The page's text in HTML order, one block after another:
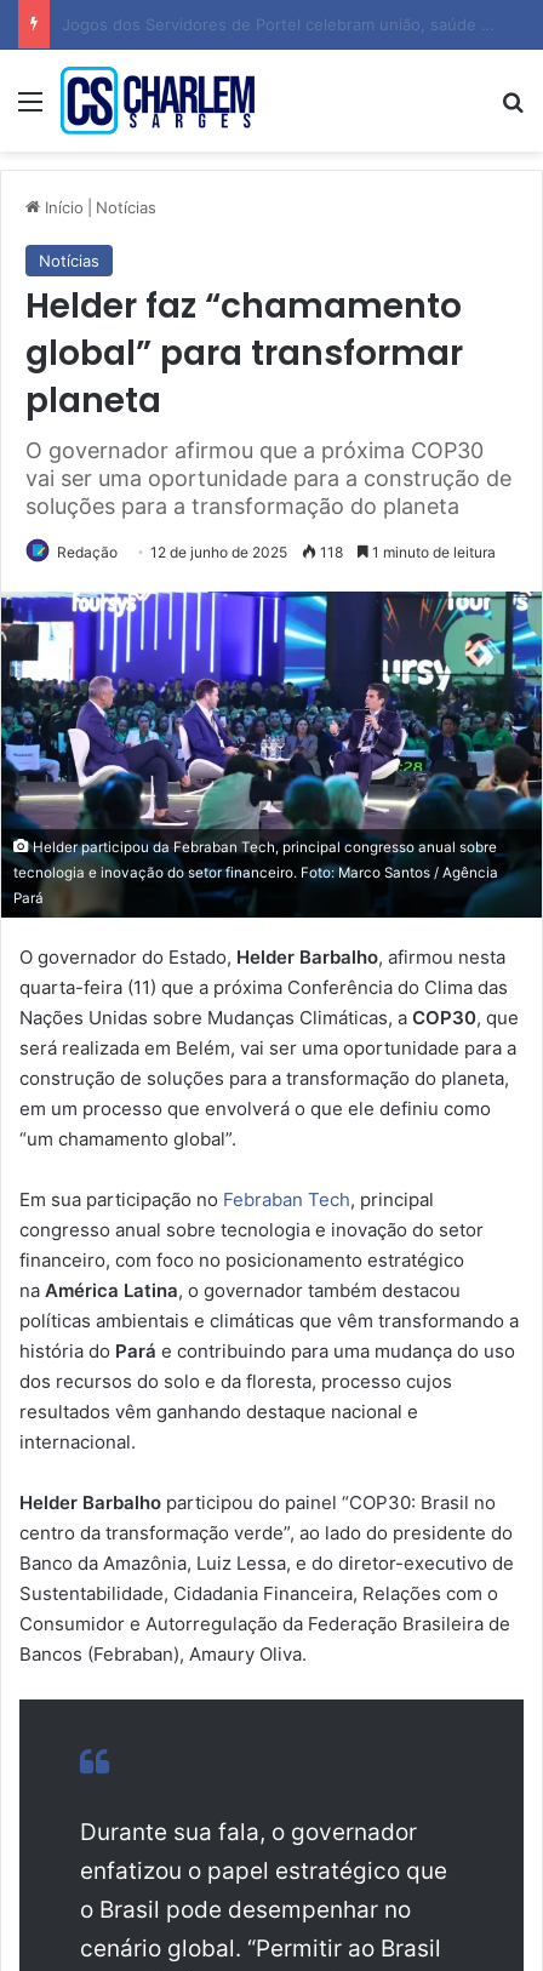
Menu
Início Notícias
Notícias
Helder faz “chamamento
global” para transformar
planeta
O governador afirmou que a próxima COP30
vai ser uma oportunidade para a construção de
soluções para a transformação do planeta
Redação 12 de junho de 2025 118 1 minuto de leitura
Helder participou da Febraban Tech, principal congresso anual sobre
tecnologia e inovação do setor financeiro. Foto: Marco Santos / Agência
Pará
O governador do Estado, Helder Barbalho, afirmou nesta
quarta-feira (11) que a próxima Conferência do Clima das
Nações Unidas sobre Mudanças Climáticas, a COP30, que
será realizada em Belém, vai ser uma oportunidade para a
construção de soluções para a transformação do planeta,
em um processo que envolverá o que ele definiu como
“um chamamento global”.
Em sua participação no Febraban Tech, principal
congresso anual sobre tecnologia e inovação do setor
financeiro, com foco no posicionamento estratégico
na América Latina, o governador também destacou
políticas ambientais e climáticas que vêm transformando a
história do Pará e contribuindo para uma mudança do uso
dos recursos do solo e da floresta, processo cujos
resultados vêm ganhando destaque nacional e
internacional.
Helder Barbalho participou do painel “COP30: Brasil no
centro da transformação verde”, ao lado do presidente do
Banco da Amazônia, Luiz Lessa, e do diretor-executivo de
Sustentabilidade, Cidadania Financeira, Relações com o
Consumidor e Autorregulação da Federação Brasileira de
Bancos (Febraban), Amaury Oliva.
Durante sua fala, o governador
enfatizou o papel estratégico que
o Brasil pode desempenhar no
cenário global. “Permitir ao Brasil